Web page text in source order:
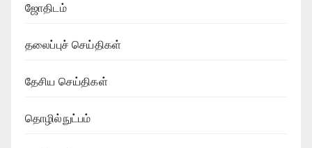
ஜோதிடம்
தலைப்புச் செய்திகள்
தேசிய செய்திகள்
தொழில்நுட்பம்